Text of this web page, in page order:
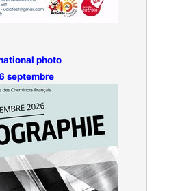
photo
septembre